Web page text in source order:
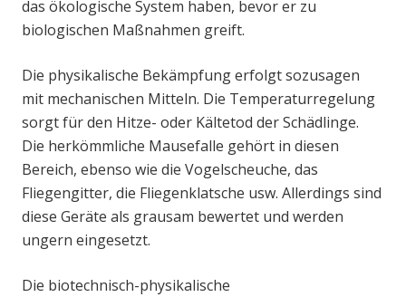
das ökologische System haben, bevor er zu
biologischen Maßnahmen greift.
Die physikalische Bekämpfung erfolgt sozusagen
mit mechanischen Mitteln. Die Temperaturregelung
sorgt für den Hitze- oder Kältetod der Schädlinge.
Die herkömmliche Mausefalle gehört in diesen
Bereich, ebenso wie die Vogelscheuche, das
Fliegengitter, die Fliegenklatsche usw. Allerdings sind
diese Geräte als grausam bewertet und werden
ungern eingesetzt.
Die biotechnisch-physikalische